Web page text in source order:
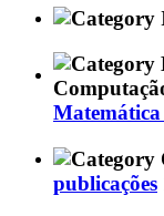
publicações